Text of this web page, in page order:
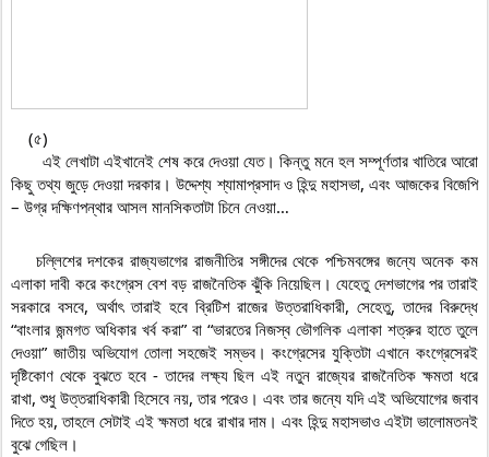
    এই লেখাটা এইখানেই শেষ করে দেওয়া যেত। কিন্তু মনে হল সম্পূর্ণতার খাতিরে আরো
কিছু তথ্য জুড়ে দেওয়া দরকার। উদ্দেশ্য শ্যামাপ্রসাদ ও হিন্দু মহাসভা, এবং আজকের বিজেপি
– উগ্র দক্ষিণপন্থার আসল মানসিকতাটা চিনে নেওয়া…
এলাকা দাবী করে কংগ্রেস বেশ বড় রাজনৈতিক ঝুঁকি নিয়েছিল। যেহেতু দেশভাগের পর তারাই
সরকারে বসবে, অর্থাৎ তারাই হবে ব্রিটিশ রাজের উত্তরাধিকারী, সেহেতু, তাদের বিরুদ্ধে
“বাংলার জন্মগত অধিকার খর্ব করা” বা “ভারতের নিজস্ব ভৌগলিক এলাকা শত্রুর হাতে তুলে
দেওয়া” জাতীয় অভিযোগ তোলা সহজেই সম্ভব। কংগ্রেসের যুক্তিটা এখানে কংগ্রেসেরই
দৃষ্টিকোণ থেকে বুঝতে হবে - তাদের লক্ষ্য ছিল এই নতুন রাজ্যের রাজনৈতিক ক্ষমতা ধরে
রাখা, শুধু উত্তরাধিকারী হিসেবে নয়, তার পরেও। এবং তার জন্যে যদি এই অভিযোগের জবাব
দিতে হয়, তাহলে সেটাই এই ক্ষমতা ধরে রাখার দাম। এবং হিন্দু মহাসভাও এইটা ভালোমতনই
বুঝে গেছিল।